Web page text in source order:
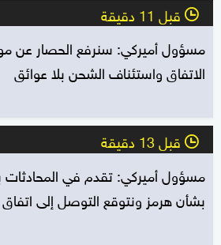
l قبل 11 دقيقة
مسؤول أميركي: سنرفع الحصار عن
الاتفاق واستئناف الشحن بلا عوائق
l قبل 13 دقيقة
مسؤول أميركي: تقدم في المحادثات
بشأن هرمز ونتوقع التوصل إلى اتفاق